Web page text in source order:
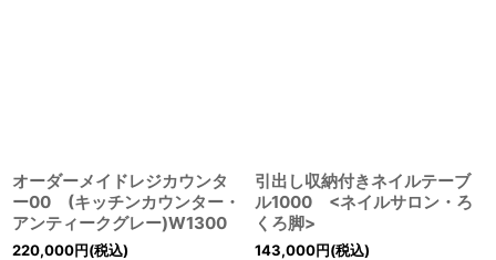
オーダーメイドレジカウンタ
ー00 (キッチンカウンター・
アンティークグレー)W1300
220,000円(税込)
引出し収納付きネイルテーブ
ル1000 <ネイルサロン・ろ
くろ脚>
143,000円(税込)